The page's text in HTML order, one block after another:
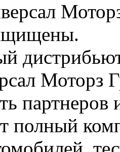
Моторз
партнеров
полный